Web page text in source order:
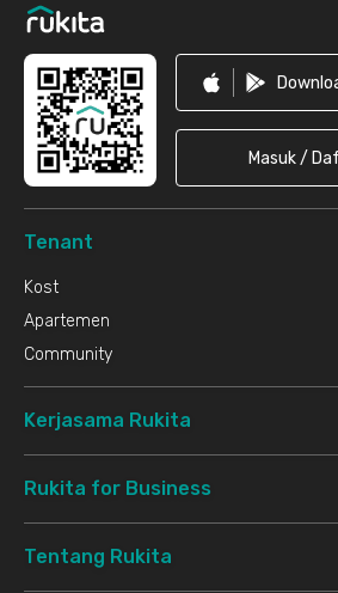
Masuk /
Tenant
Kost
Apartemen
Community
Kerjasama Rukita
Rukita for Business
Tentang Rukita